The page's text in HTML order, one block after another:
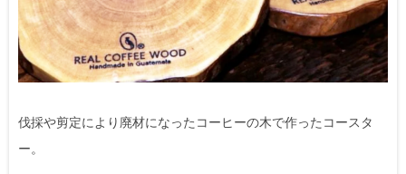
伐採や剪定により廃材になったコーヒーの木で作ったコースタ
ー。